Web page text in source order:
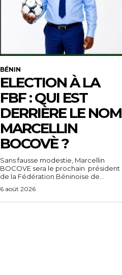
BÉNIN
ELECTION À LA
FBF : QUI EST
DERRIÈRE LE NOM
MARCELLIN
BOCOVÈ ?
Sans fausse modestie, Marcellin
BOCOVE sera le prochain président
de la Fédération Béninoise de...
6 août 2026